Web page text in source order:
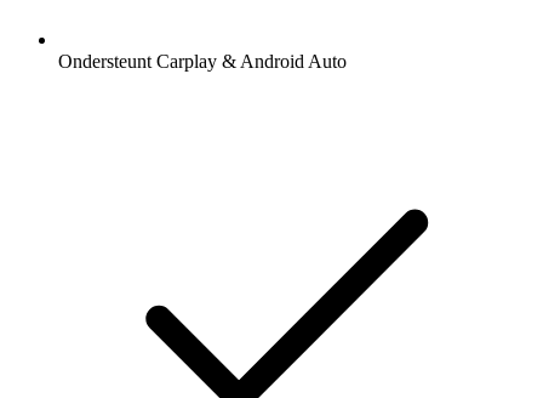
Ondersteunt Carplay & Android Auto